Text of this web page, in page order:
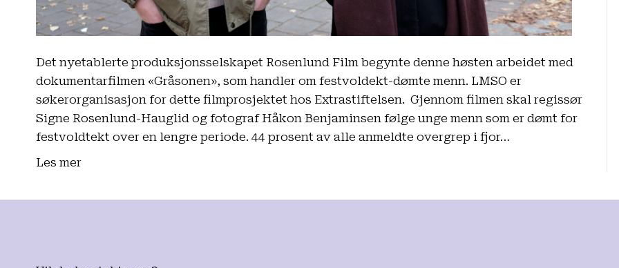
Det nyetablerte produksjonsselskapet Rosenlund Film begynte denne høsten arbeidet med
dokumentarfilmen «Gråsonen», som handler om festvoldekt-dømte menn. LMSO er
søkerorganisasjon for dette filmprosjektet hos Extrastiftelsen. Gjennom filmen skal regissør
Signe Rosenlund-Hauglid og fotograf Håkon Benjaminsen følge unge menn som er dømt for
festvoldtekt over en lengre periode. 44 prosent av alle anmeldte overgrep i fjor…
Les mer